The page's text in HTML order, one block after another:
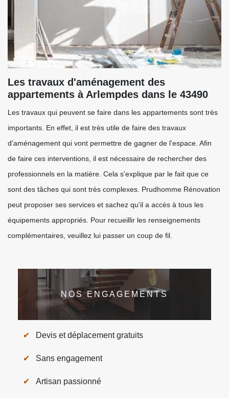
Les travaux d'aménagement des
appartements à Arlempdes dans le 43490
Les travaux qui peuvent se faire dans les appartements sont très
importants. En effet, il est très utile de faire des travaux
d'aménagement qui vont permettre de gagner de l'espace. Afin
de faire ces interventions, il est nécessaire de rechercher des
professionnels en la matière. Cela s'explique par le fait que ce
sont des tâches qui sont très complexes. Prudhomme Rénovation
peut proposer ses services et sachez qu'il a accès à tous les
équipements appropriés. Pour recueillir les renseignements
complémentaires, veuillez lui passer un coup de fil.
NOS ENGAGEMENTS
Devis et déplacement gratuits
Sans engagement
Artisan passionné